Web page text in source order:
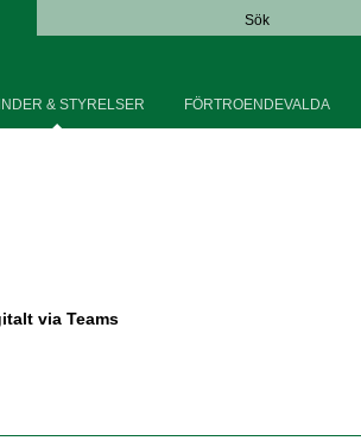
Sök
& STYRELSER FÖRTROENDEVALDA
via Teams